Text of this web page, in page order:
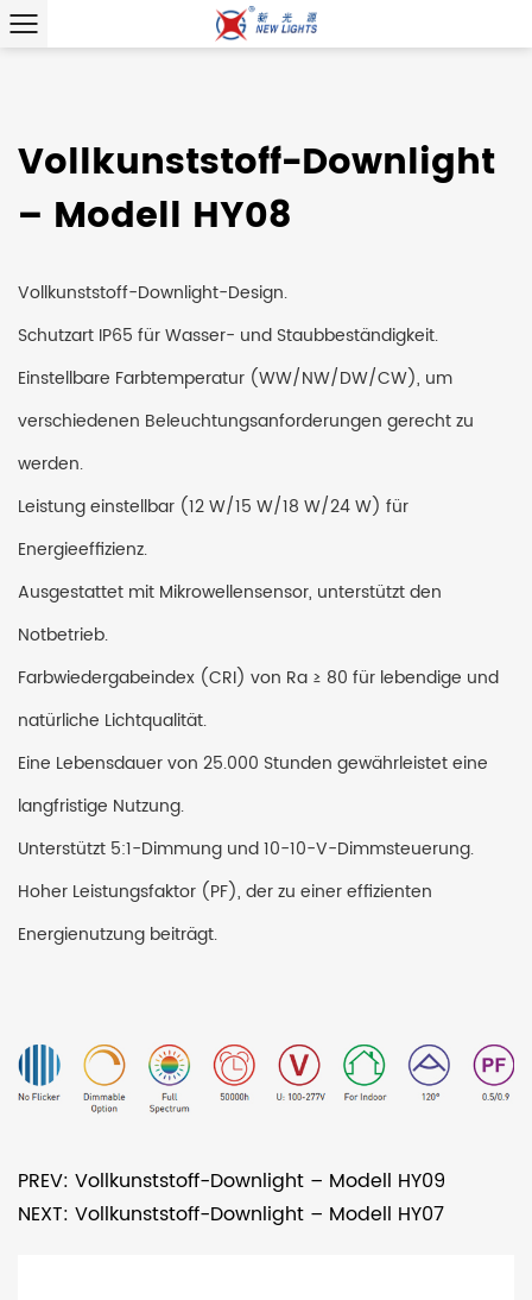
Vollkunststoff-Downlight
– Modell HY08
Vollkunststoff-Downlight-Design.
Schutzart IP65 für Wasser- und Staubbeständigkeit.
Einstellbare Farbtemperatur (WW/NW/DW/CW), um
verschiedenen Beleuchtungsanforderungen gerecht zu
werden.
Leistung einstellbar (12 W/15 W/18 W/24 W) für
Energieeffizienz.
Ausgestattet mit Mikrowellensensor, unterstützt den
Notbetrieb.
Farbwiedergabeindex (CRI) von Ra ≥ 80 für lebendige und
natürliche Lichtqualität.
Eine Lebensdauer von 25.000 Stunden gewährleistet eine
langfristige Nutzung.
Unterstützt 5:1-Dimmung und 10-10-V-Dimmsteuerung.
Hoher Leistungsfaktor (PF), der zu einer effizienten
Energienutzung beiträgt.
PREV: Vollkunststoff-Downlight – Modell HY09
NEXT: Vollkunststoff-Downlight – Modell HY07